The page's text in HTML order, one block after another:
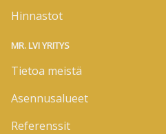
Hinnastot
MR. LVI YRITYS
Tietoa meistä
Asennusalueet
Referenssit